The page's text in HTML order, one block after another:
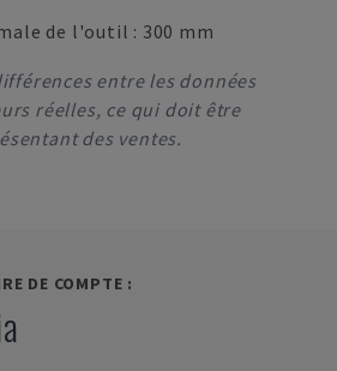
de l'outil : 300 mm
entre les données
réelles, ce qui doit être
des ventes.
DE COMPTE :